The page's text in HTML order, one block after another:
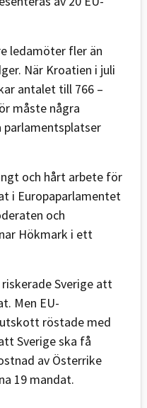
ledamöter fler än
När Kroatien i juli
antalet till 766 –
måste några
parlamentsplatser
och hårt arbete för
i Europaparlamentet
och
Hökmark i ett
riskerade Sverige att
Men EU-
röstade med
Sverige ska få
av Österrike
19 mandat.